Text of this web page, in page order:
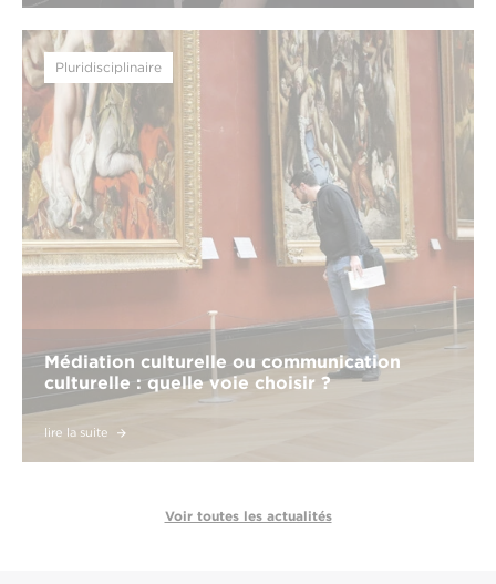
Pluridisciplinaire
Médiation culturelle ou communication
culturelle : quelle voie choisir ?
lire la suite
Voir toutes les actualités